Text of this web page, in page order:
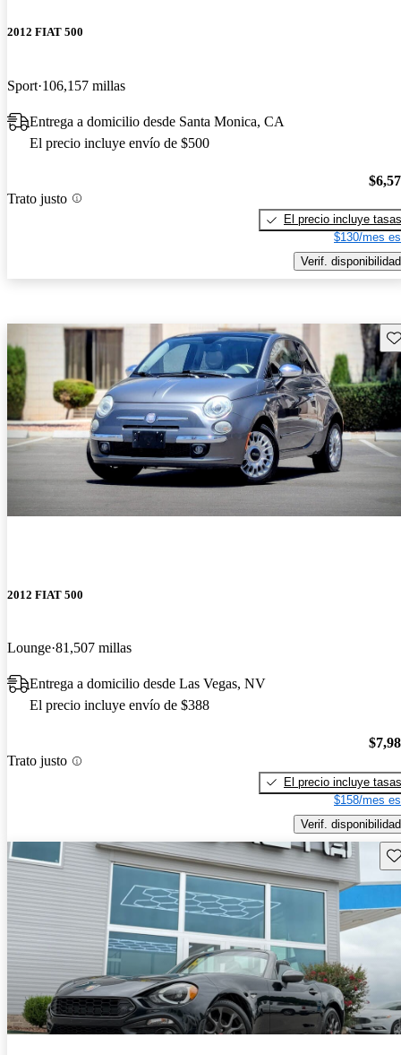
2012 FIAT 500
Sport 106,157 millas
Entrega a domicilio desde Santa Monica, CA
El precio incluye envío de $500
Trato justo
El precio incluye tasas
$130/mes
Verif. disponibilidad
2012 FIAT 500
Lounge 81,507 millas
Entrega a domicilio desde Las Vegas, NV
El precio incluye envío de $388
Trato justo
El precio incluye tasas
$158/mes
Verif. disponibilidad